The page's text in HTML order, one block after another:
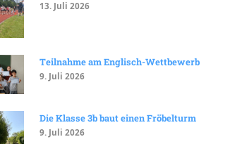
13. Juli 2026
Teilnahme am Englisch-Wettbewerb
9. Juli 2026
Die Klasse 3b baut einen Fröbelturm
9. Juli 2026